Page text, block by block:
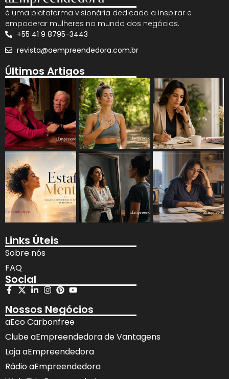
é uma plataforma visionária dedicada a inspirar e
empoderar mulheres no mundo dos negócios.
+55 41 9 8795-3443
revista@aempreendedora.com.br
Últimos Artigos
Links Úteis
Sobre nós
FAQ
Social
Nossos Negócios
aEco Carbonfree
Clube aEmpreendedora de Vantagens
Loja aEmpreendedora
Rádio aEmpreendedora